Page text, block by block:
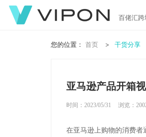
百佬汇跨
您的位置： 首页 干货分享
亚马逊产品开箱
时间：2023/05/31 浏览：
在亚马逊上购物的消费者